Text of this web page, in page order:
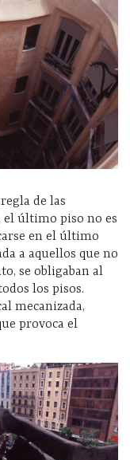
de las
el último piso no es
en el último
a aquellos que no
se obligaban al
los pisos.
mecanizada,
provoca el